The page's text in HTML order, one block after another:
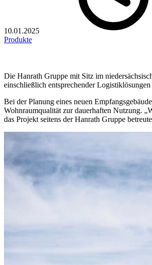
10.01.2025
Produkte
Die Hanrath Gruppe mit Sitz im
einschließlich entsprechender
Bei der Planung eines neuen
Wohnraumqualität zur dauerhaften Nutzung.
das Projekt seitens der Hanrath Gruppe